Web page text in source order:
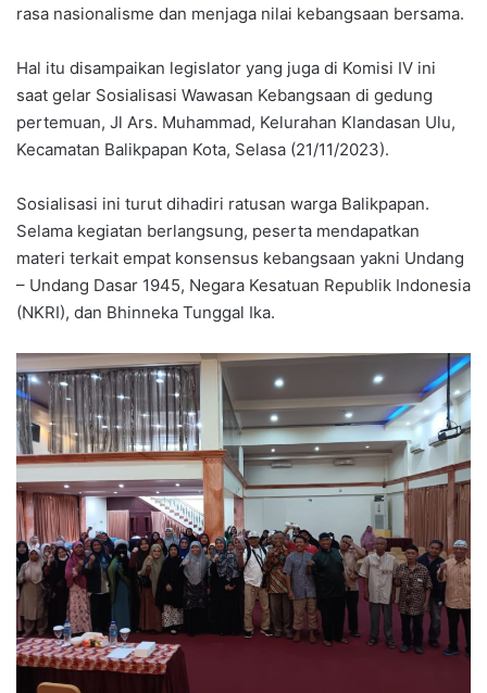
rasa nasionalisme dan menjaga nilai kebangsaan bersama.
Hal itu disampaikan legislator yang juga di Komisi IV ini
saat gelar Sosialisasi Wawasan Kebangsaan di gedung
pertemuan, Jl Ars. Muhammad, Kelurahan Klandasan Ulu,
Kecamatan Balikpapan Kota, Selasa (21/11/2023).
Sosialisasi ini turut dihadiri ratusan warga Balikpapan.
Selama kegiatan berlangsung, peserta mendapatkan
materi terkait empat konsensus kebangsaan yakni Undang
– Undang Dasar 1945, Negara Kesatuan Republik Indonesia
(NKRI), dan Bhinneka Tunggal Ika.